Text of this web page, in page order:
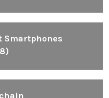
Smartphones